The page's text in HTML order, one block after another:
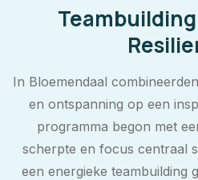
In Bloemendaal
en ontspanning op een
programma begon met
scherpte en focus centraal
een energieke teambuilding